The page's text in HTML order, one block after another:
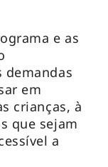
e as
demandas
em
crianças, à
que sejam
a